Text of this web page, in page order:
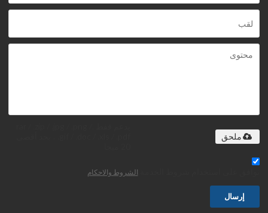
ملحق
الشروط والاحكام
إرسال